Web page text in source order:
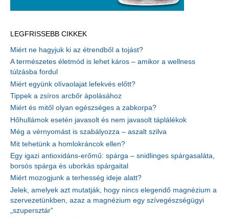
LEGFRISSEBB CIKKEK
Miért ne hagyjuk ki az étrendből a tojást?
A természetes életmód is lehet káros – amikor a wellness
túlzásba fordul
Miért együnk olívaolajat lefekvés előtt?
Tippek a zsíros arcbőr ápolásához
Miért és mitől olyan egészséges a zabkorpa?
Hőhullámok esetén javasolt és nem javasolt táplálékok
Még a vérnyomást is szabályozza – aszalt szilva
Mit tehetünk a homlokráncok ellen?
Egy igazi antioxidáns-erőmű: spárga – snidlinges spárgasaláta,
borsós spárga és uborkás spárgaital
Miért mozogjunk a terhesség ideje alatt?
Jelek, amelyek azt mutatják, hogy nincs elegendő magnézium a
szervezetünkben, azaz a magnézium egy szívegészségügyi
„szupersztár”